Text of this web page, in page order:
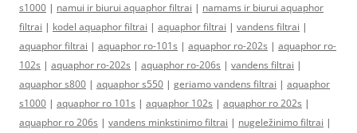
s1000 | namui ir biurui aquaphor filtrai | namams ir biurui aquaphor
filtrai | kodel aquaphor filtrai | aquaphor filtrai | vandens filtrai |
aquaphor filtrai | aquaphor ro-101s | aquaphor ro-202s | aquaphor ro-
102s | aquaphor ro-202s | aquaphor ro-206s | vandens filtrai |
aquaphor s800 | aquaphor s550 | geriamo vandens filtrai | aquaphor
s1000 | aquaphor ro 101s | aquaphor 102s | aquaphor ro 202s |
aquaphor ro 206s | vandens minkstinimo filtrai | nugeležinimo filtrai |